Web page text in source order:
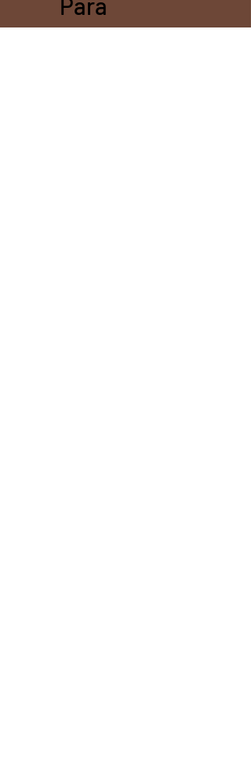
ponerse en